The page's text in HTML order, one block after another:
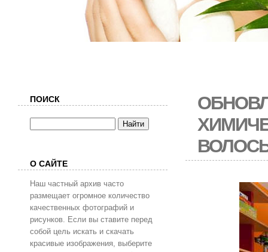
ПОИСК
О САЙТЕ
Наш частный архив часто
размещает огромное количество
качественных фотографий и
рисунков. Если вы ставите перед
собой цель искать и скачать
красивые изображения, выберите